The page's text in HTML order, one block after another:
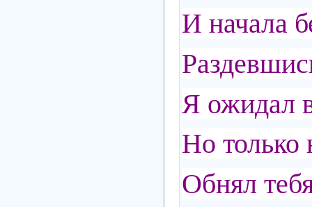
И начала
Я ожидал
Но только
Обнял